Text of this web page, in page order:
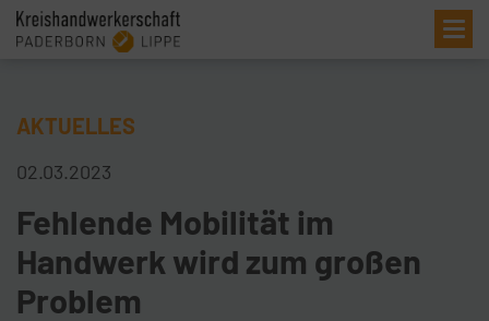
AKTUELLES
02.03.2023
Fehlende Mobilität im
Handwerk wird zum großen
Problem